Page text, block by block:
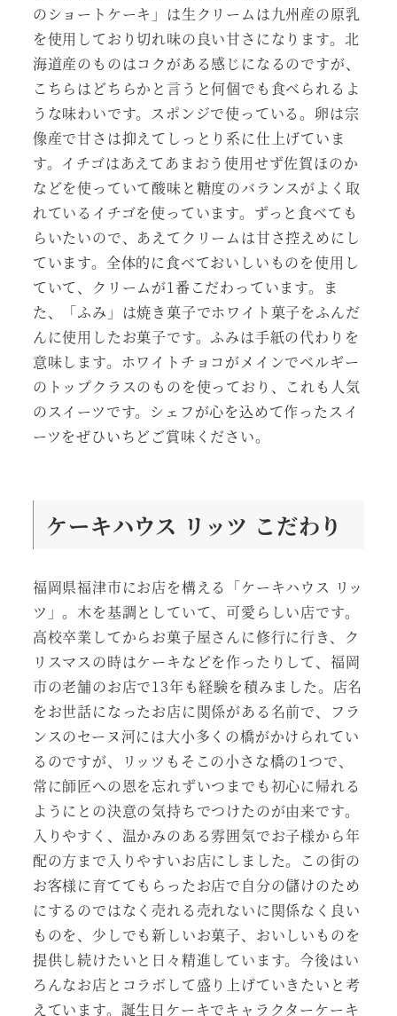
のショートケーキ」は生クリームは九州産の原乳
を使用しており切れ味の良い甘さになります。北
海道産のものはコクがある感じになるのですが、
こちらはどちらかと言うと何個でも食べられるよ
うな味わいです。スポンジで使っている。卵は宗
像産で甘さは抑えてしっとり系に仕上げていま
す。イチゴはあえてあまおう使用せず佐賀ほのか
などを使っていて酸味と糖度のバランスがよく取
れているイチゴを使っています。ずっと食べても
らいたいので、あえてクリームは甘さ控えめにし
ています。全体的に食べておいしいものを使用し
ていて、クリームが1番こだわっています。ま
た、「ふみ」は焼き菓子でホワイト菓子をふんだ
んに使用したお菓子です。ふみは手紙の代わりを
意味します。ホワイトチョコがメインでベルギー
のトップクラスのものを使っており、これも人気
のスイーツです。シェフが心を込めて作ったスイ
ーツをぜひいちどご賞味ください。
ケーキハウス リッツ こだわり
福岡県福津市にお店を構える「ケーキハウス リッ
ツ」。木を基調としていて、可愛らしい店です。
高校卒業してからお菓子屋さんに修行に行き、ク
リスマスの時はケーキなどを作ったりして、福岡
市の老舗のお店で13年も経験を積みました。店名
をお世話になったお店に関係がある名前で、フラ
ンスのセーヌ河には大小多くの橋がかけられてい
るのですが、リッツもそこの小さな橋の1つで、
常に師匠への恩を忘れずいつまでも初心に帰れる
ようにとの決意の気持ちでつけたのが由来です。
入りやすく、温かみのある雰囲気でお子様から年
配の方まで入りやすいお店にしました。この街の
お客様に育ててもらったお店で自分の儲けのため
にするのではなく売れる売れないに関係なく良い
ものを、少しでも新しいお菓子、おいしいものを
提供し続けたいと日々精進しています。今後はい
ろんなお店とコラボして盛り上げていきたいと考
えています。誕生日ケーキでキャラクターケーキ